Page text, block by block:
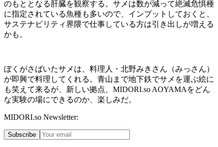
のもととなる肝臓を観察する。サメは数が減って絶滅危惧種
に指定されている魚種も多いので、インプットしておくと、
サステナビリティ界隈で仕事している方は引き出しが増える
かも。
ぼくがさばいたサメは、料理人・北野みきさん（みっさん）
が即興で料理してくれる。青山まで地下鉄でサメを運ぶ絵に
も笑えて来るが、新しい拠点、 MIDORI.so AOYAMA をどん
な実験の場にできるのか、楽しみだ。
MIDORI.so Newsletter:
Subscribe